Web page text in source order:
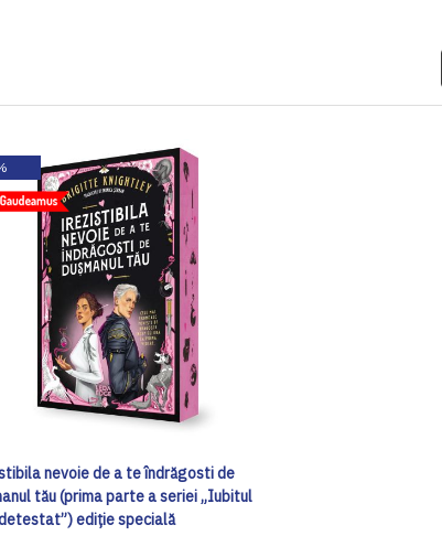
nevoie de a te îndrăgosti de
tău (prima parte a seriei „Iubitul
ediţie specială